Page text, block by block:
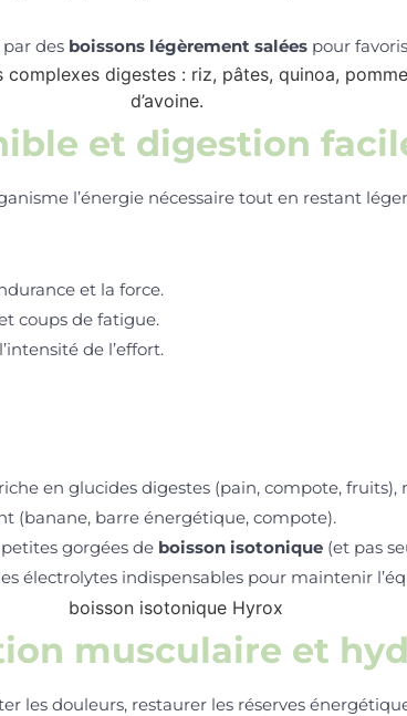
des boissons légèrement salées pour
et digestion
l’énergie nécessaire tout en restant
et la force.
coups de fatigue.
de l’effort.
en glucides digestes (pain, compote,
(banane, barre énergétique, compote).
gorgées de boisson isotonique (et pas
électrolytes indispensables pour maintenir
musculaire et
les douleurs, restaurer les réserves